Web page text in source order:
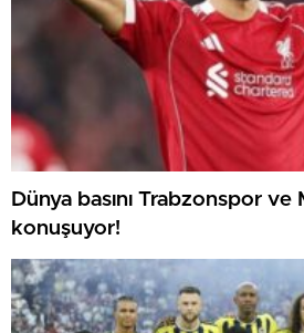
Dünya basını Trabzonspor ve
konuşuyor!